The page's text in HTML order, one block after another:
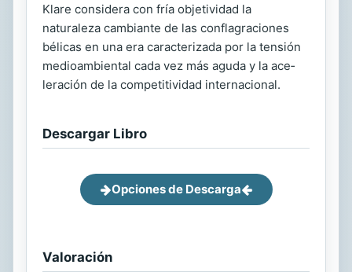
Klare considera con fría objetividad la
naturaleza cambiante de las conflagraciones
bélicas en una era caracterizada por la tensión
medioambiental cada vez más aguda y la ace­
leración de la competitividad internacional.
Descargar Libro
Opciones de Descarga
Valoración